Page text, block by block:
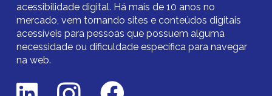
acessibilidade digital. Há mais de 10 anos no
mercado, vem tornando sites e conteúdos digitais
acessíveis para pessoas que possuem alguma
necessidade ou dificuldade específica para navegar
na web.